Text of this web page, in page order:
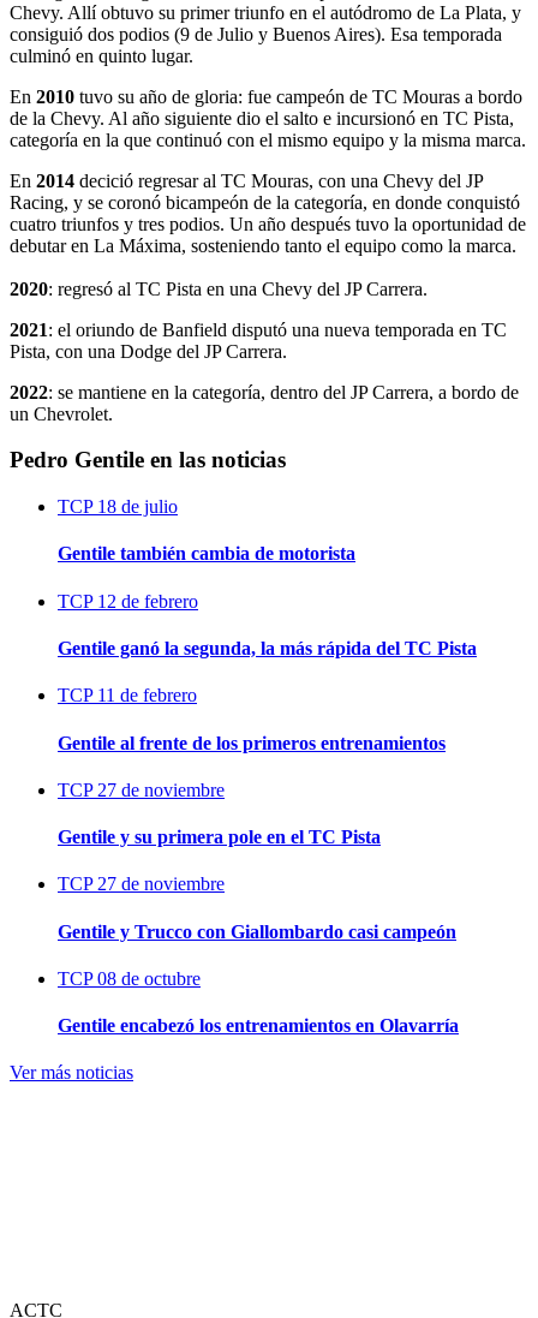
Chevy. Allí obtuvo su primer triunfo en el autódromo de La Plata, y
consiguió dos podios (9 de Julio y Buenos Aires). Esa temporada
culminó en quinto lugar.
En 2010 tuvo su año de gloria: fue campeón de TC Mouras a bordo
de la Chevy. Al año siguiente dio el salto e incursionó en TC Pista,
categoría en la que continuó con el mismo equipo y la misma marca.
En 2014 decició regresar al TC Mouras, con una Chevy del JP
Racing, y se coronó bicampeón de la categoría, en donde conquistó
cuatro triunfos y tres podios. Un año después tuvo la oportunidad de
debutar en La Máxima, sosteniendo tanto el equipo como la marca.
2020: regresó al TC Pista en una Chevy del JP Carrera.
2021: el oriundo de Banfield disputó una nueva temporada en TC
Pista, con una Dodge del JP Carrera.
2022: se mantiene en la categoría, dentro del JP Carrera, a bordo de
un Chevrolet.
Pedro Gentile en las noticias
TCP18 de julio
Gentile también cambia de motorista
TCP12 de febrero
Gentile ganó la segunda, la más rápida del TC Pista
TCP11 de febrero
Gentile al frente de los primeros entrenamientos
TCP27 de noviembre
Gentile y su primera pole en el TC Pista
TCP27 de noviembre
Gentile y Trucco con Giallombardo casi campeón
TCP08 de octubre
Gentile encabezó los entrenamientos en Olavarría
Ver más noticias
ACTC